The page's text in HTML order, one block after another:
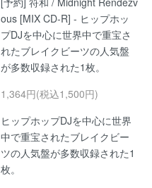
ous [MIX CD-R] - ヒップホッ
プDJを中心に世界中で重宝さ
れたブレイクビーツの人気盤
が多数収録された1枚。
1,364円(税込1,500円)
ヒップホップDJを中心に世界
中で重宝されたブレイクビー
ツの人気盤が多数収録された1
枚。